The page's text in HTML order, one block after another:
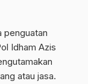
penguatan
Idham Azis
atau jasa.